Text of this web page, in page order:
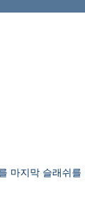
마지막 슬래쉬를